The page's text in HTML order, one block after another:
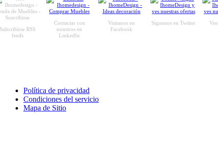
RSS
feeds
Contactar con
nosotros en
LinkedIn
Visitanos en
Facebook
Siguenos en Twitter
Política de privacidad
Condiciones del servicio
Mapa de Sitio